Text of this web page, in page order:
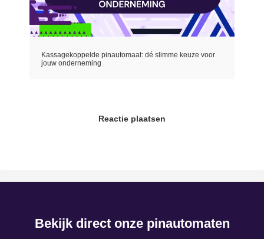
Kassagekoppelde pinautomaat: dé slimme keuze voor
jouw onderneming
Reactie plaatsen
Bekijk direct onze pinautomaten